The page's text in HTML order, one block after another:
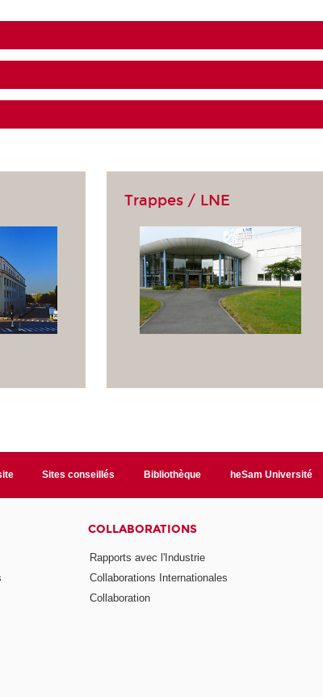
Trappes / LNE
Sites conseillés Bibliothèque heSam Université
COLLABORATIONS
Rapports avec l'Industrie
Collaborations Internationales
Collaboration